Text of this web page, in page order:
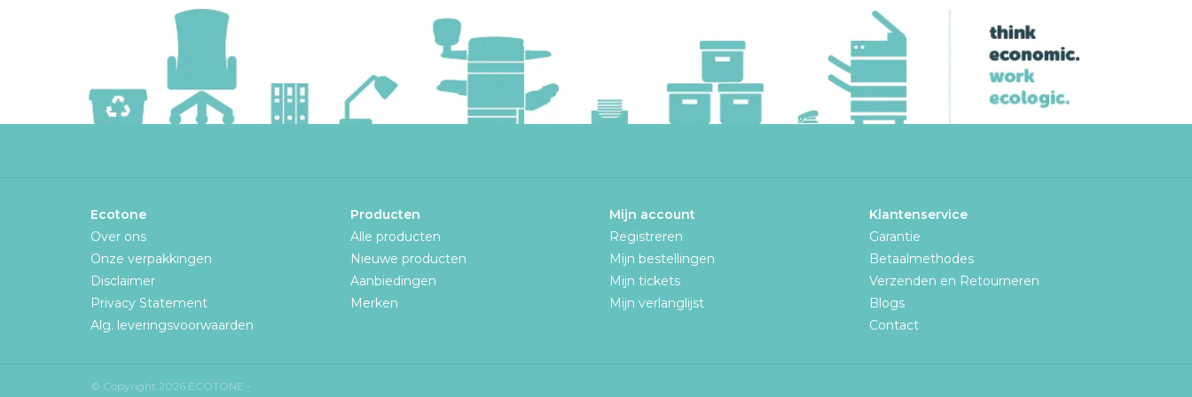
Ecotone
Over ons
Onze verpakkingen
Disclaimer
Privacy Statement
Alg. leveringsvoorwaarden
Producten
Alle producten
Nieuwe producten
Aanbiedingen
Merken
Mijn account
Registreren
Mijn bestellingen
Mijn tickets
Mijn verlanglijst
Klantenservice
Garantie
Betaalmethodes
Verzenden en Retourneren
Blogs
Contact
© Copyright 2026 ECOTONE -